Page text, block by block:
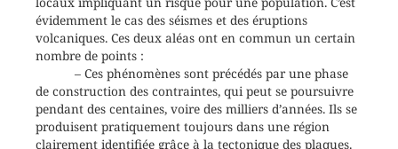
évidemment le cas des séismes et des éruptions
volcaniques. Ces deux aléas ont en commun un certain
nombre de points :
– Ces phénomènes sont précédés par une phase
de construction des contraintes, qui peut se poursuivre
pendant des centaines, voire des milliers d’années. Ils se
produisent pratiquement toujours dans une région
clairement identifiée grâce à la tectonique des plaques.